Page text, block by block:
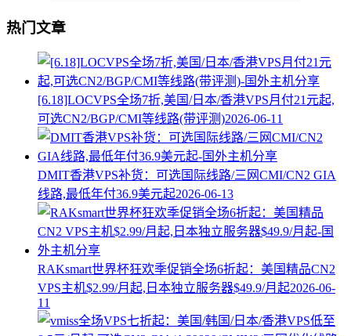
热门文章
[6.18]LOCVPS全场7折,美国/日本/香港VPS月付21元起,
可选CN2/BGP/CMI等线路(带评测)2026-06-11
DMIT香港VPS补货：可选国际线路/三网CMI/CN2 GIA
线路,最低年付36.9美元起2026-06-13
RAKsmart世界杯狂欢季促销全场6折起：美国精品CN2
VPS主机$2.99/月起,日本独立服务器$49.9/月起2026-06-
11